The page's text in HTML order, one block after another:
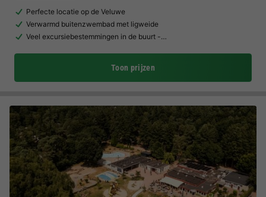
Perfecte locatie op de Veluwe
Verwarmd buitenzwembad met ligweide
Veel excursiebestemmingen in de buurt -…
Toon prijzen